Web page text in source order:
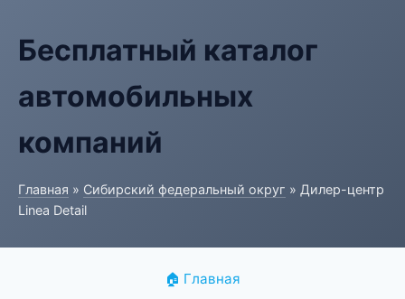
Бесплатный каталог
автомобильных
компаний
Главная » Сибирский федеральный округ » Дилер-центр
Linea Detail
🏠 Главная